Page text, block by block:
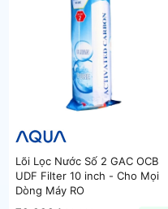
Lõi Lọc Nước Số 2 GAC OCB
UDF Filter 10 inch - Cho Mọi
Dòng Máy RO